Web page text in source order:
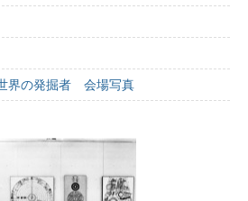
界の発掘者 会場写真